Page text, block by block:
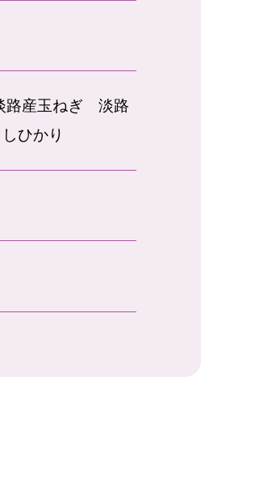
路産玉ねぎ 淡路
ひかり